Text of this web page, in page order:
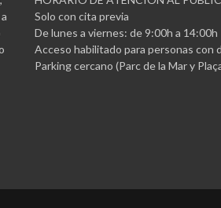
Solo con cita previa
De lunes a viernes: de 9:00h a 14:00h
Acceso habilitado para personas con
Parking cercano (Parc de la Mar y